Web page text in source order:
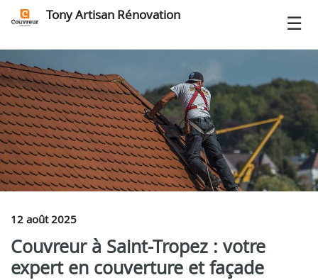
Tony Artisan Rénovation
12 août 2025
Couvreur à Saint-Tropez : votre
expert en couverture et façade